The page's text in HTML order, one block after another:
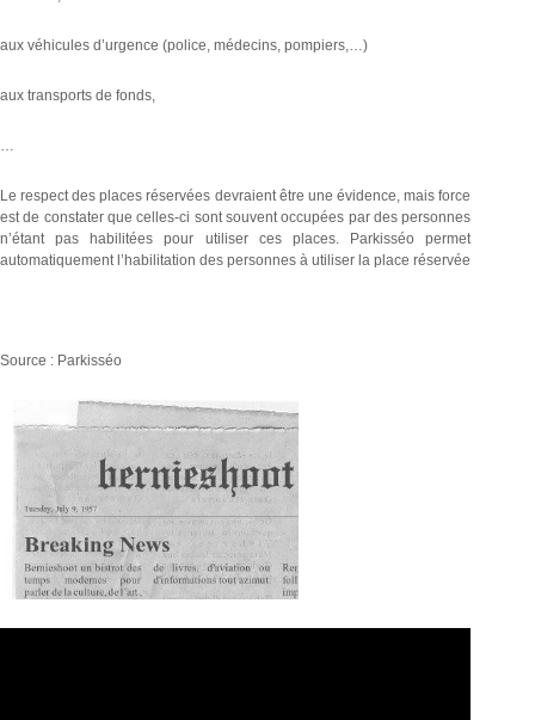
aux véhicules d’urgence (police, médecins, pompiers,…)
aux transports de fonds,
…
Le respect des places réservées devraient être une évidence, mais force
est de constater que celles-ci sont souvent occupées par des personnes
n’étant pas habilitées pour utiliser ces places. Parkisséo permet
automatiquement l’habilitation des personnes à utiliser la place réservée
Source : Parkisséo